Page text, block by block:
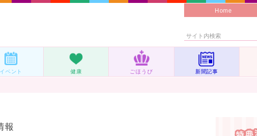
Home
ベント 健康 ごほうび 新聞記事
報